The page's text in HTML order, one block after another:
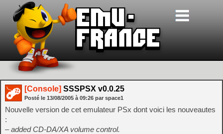
[Console] SSSPSX v0.0.25
Posté le 13/08/2005 à 09:26 par space1
Nouvelle version de cet emulateur PSx dont voici les nouveautes
:
– added CD-DA/XA volume control.